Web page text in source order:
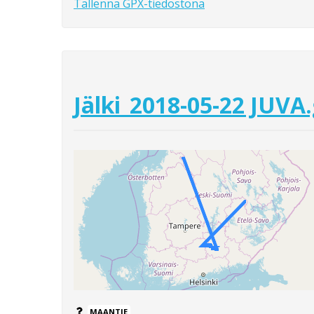
Tallenna GPX-tiedostona
Jälki_2018-05-22
MAANTIE